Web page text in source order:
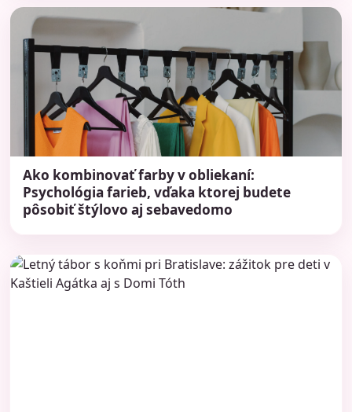
Ako kombinovať farby v obliekaní:
Psychológia farieb, vďaka ktorej budete
pôsobiť štýlovo aj sebavedomo